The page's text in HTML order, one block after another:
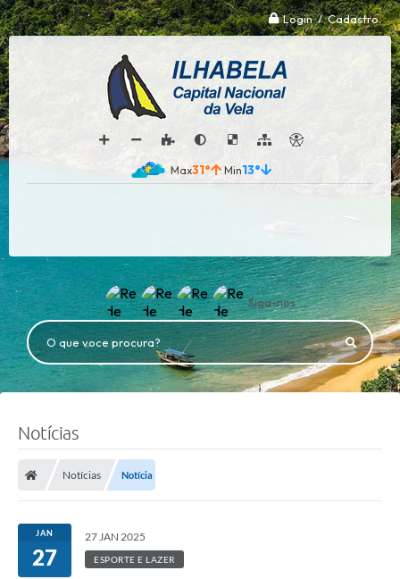
Login / Cadastro
31° 13°
Siga-nos
O que voce procura?
Notícias
Notícias Notícia
JAN
27
27 JAN 2025
ESPORTE E LAZER